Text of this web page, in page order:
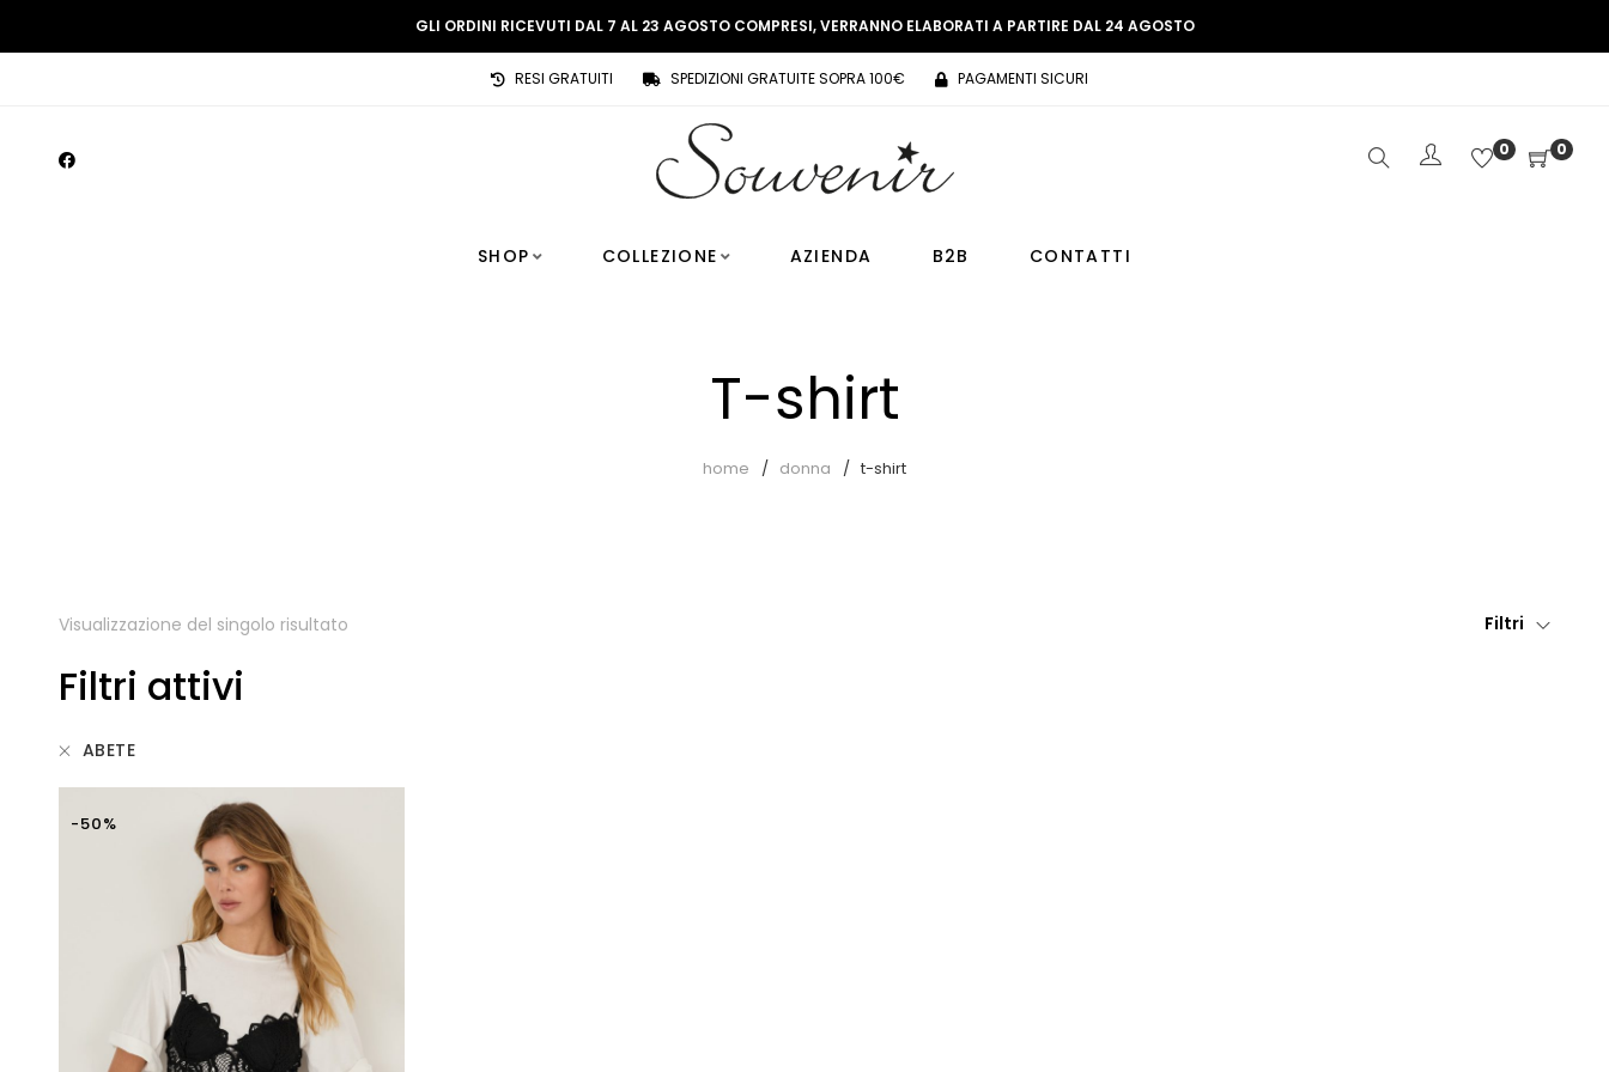
GLI ORDINI RICEVUTI DAL 7 AL 23 AGOSTO COMPRESI, VERRANNO ELABORATI A PARTIRE DAL 24 AGOSTO
RESI GRATUITI SPEDIZIONI GRATUITE SOPRA 100€ PAGAMENTI SICURI
0 0
SHOP COLLEZIONE AZIENDA B2B CONTATTI
T-shirt
home donna t-shirt
Visualizzazione del singolo risultato Filtri
Filtri attivi
ABETE
-50%